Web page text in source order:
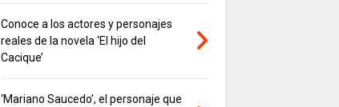
Conoce a los actores y personajes
reales de la novela ‘El hijo del
Cacique’
‘Mariano Saucedo’, el personaje que